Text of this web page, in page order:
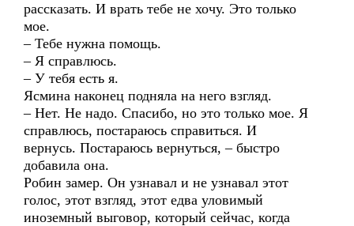
рассказать. И врать тебе не хочу. Это только
мое.
– Тебе нужна помощь.
– Я справлюсь.
– У тебя есть я.
Ясмина наконец подняла на него взгляд.
– Нет. Не надо. Спасибо, но это только мое. Я
справлюсь, постараюсь справиться. И
вернусь. Постараюсь вернуться, – быстро
добавила она.
Робин замер. Он узнавал и не узнавал этот
голос, этот взгляд, этот едва уловимый
иноземный выговор, который сейчас, когда